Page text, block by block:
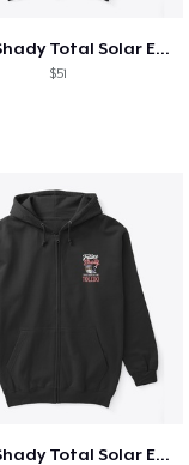
Feline Shady Total Solar Eclipse Tijuana
$51
Feline Shady Total Solar Eclipse Toledo